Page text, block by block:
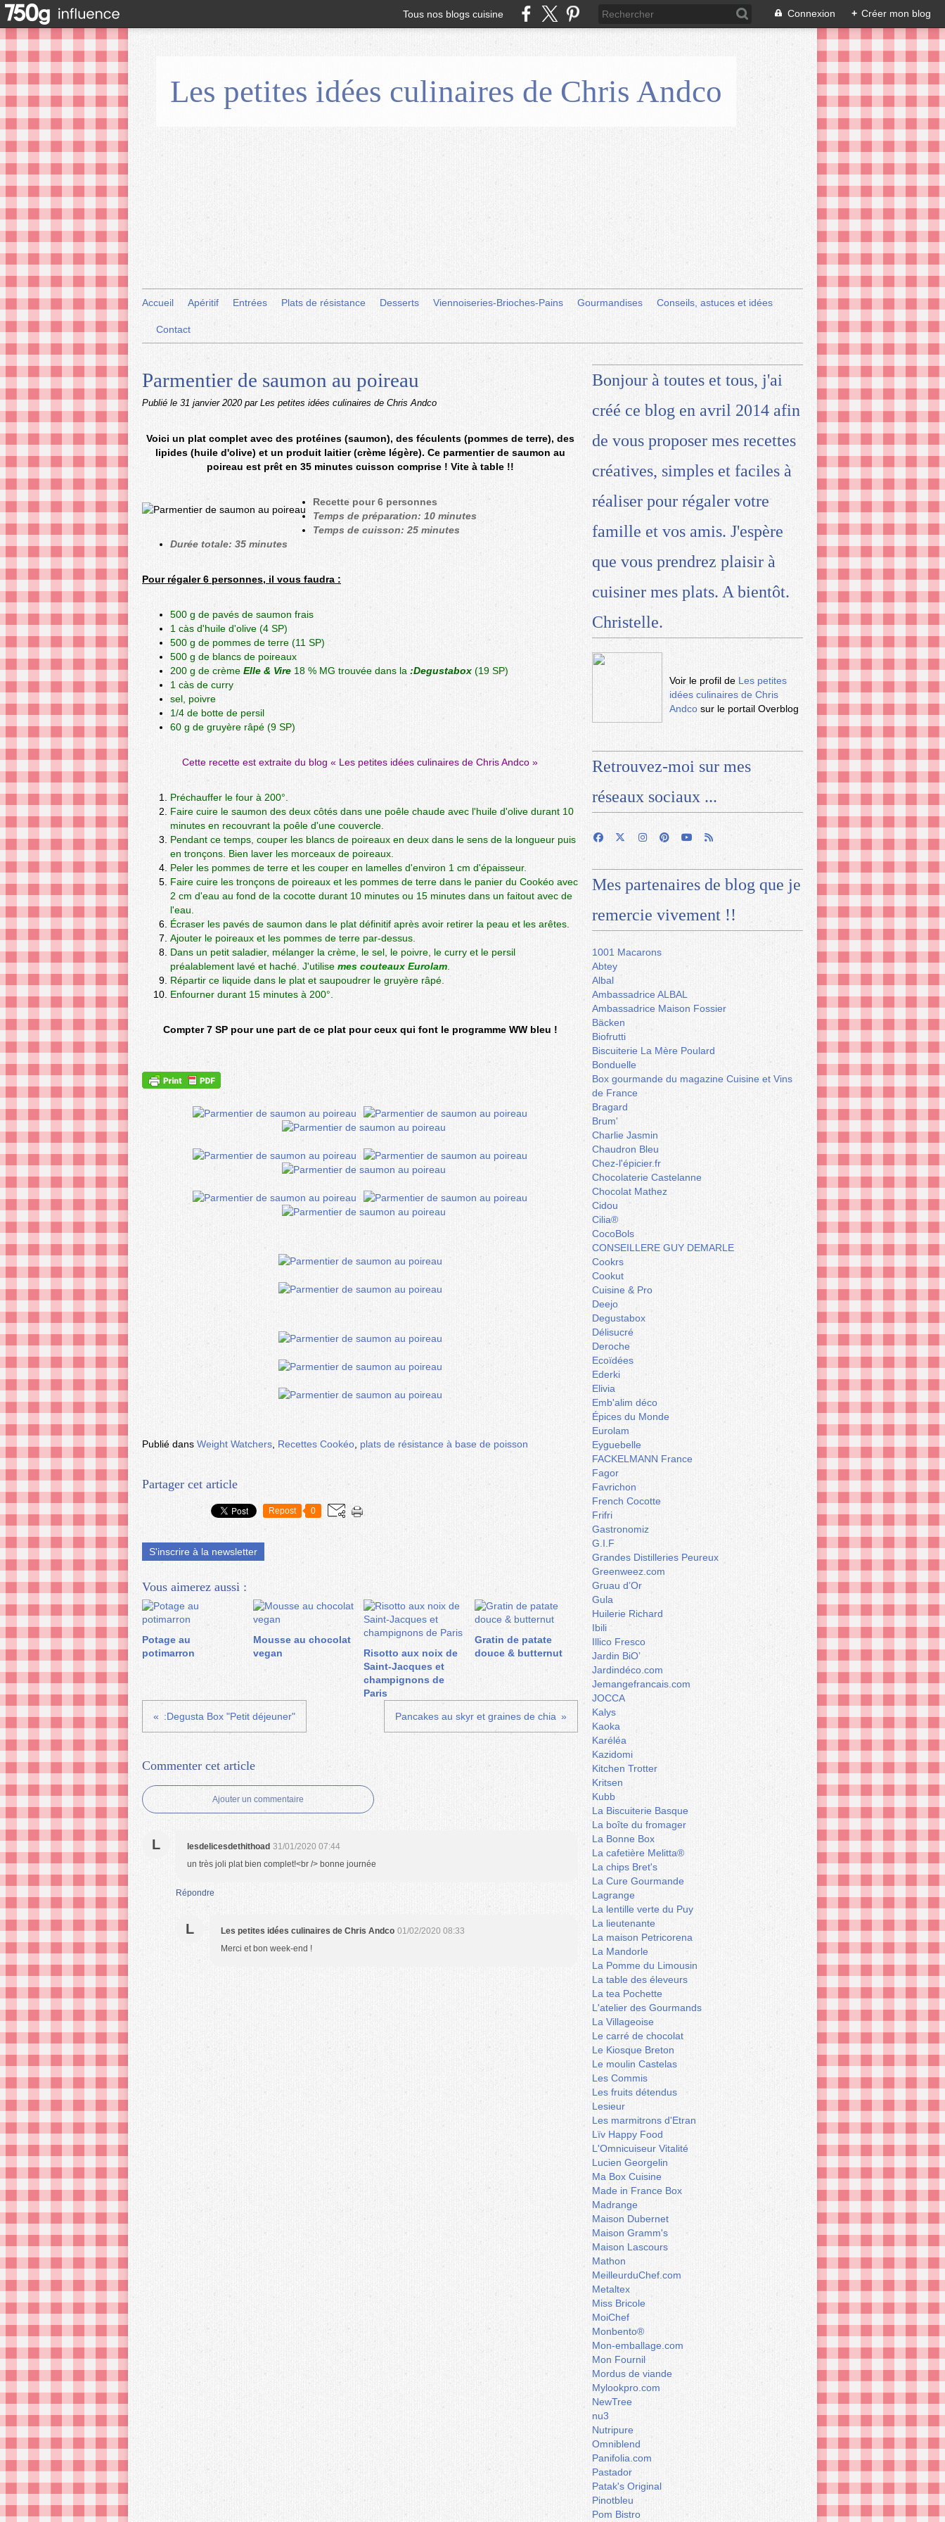
Tous nos blogs cuisine Connexion + Créer mon blog
Les petites idées culinaires de Chris Andco
Accueil Apéritif Entrées Plats de résistance Desserts Viennoiseries-Brioches-Pains Gourmandises Conseils, astuces et idées
Contact
Parmentier de saumon au poireau
Publié le 31 janvier 2020 par Les petites idées culinaires de Chris Andco
Voici un plat complet avec des protéines (saumon), des féculents (pommes de terre), des
lipides (huile d'olive) et un produit laitier (crème légère). Ce parmentier de saumon au
poireau est prêt en 35 minutes cuisson comprise ! Vite à table !!
Recette pour 6 personnes
Temps de préparation: 10 minutes
Temps de cuisson: 25 minutes
Durée totale: 35 minutes
Pour régaler 6 personnes, il vous faudra :
500 g de pavés de saumon frais
1 càs d'huile d'olive (4 SP)
500 g de pommes de terre (11 SP)
500 g de blancs de poireaux
200 g de crème Elle & Vire 18 % MG trouvée dans la :Degustabox (19 SP)
1 càs de curry
sel, poivre
1/4 de botte de persil
60 g de gruyère râpé (9 SP)
Cette recette est extraite du blog « Les petites idées culinaires de Chris Andco »
Préchauffer le four à 200°.
Faire cuire le saumon des deux côtés dans une poêle chaude avec l'huile d'olive durant 10
minutes en recouvrant la poêle d'une couvercle.
Pendant ce temps, couper les blancs de poireaux en deux dans le sens de la longueur puis
en tronçons. Bien laver les morceaux de poireaux.
Peler les pommes de terre et les couper en lamelles d'environ 1 cm d'épaisseur.
Faire cuire les tronçons de poireaux et les pommes de terre dans le panier du Cookéo avec
2 cm d'eau au fond de la cocotte durant 10 minutes ou 15 minutes dans un faitout avec de
l'eau.
Écraser les pavés de saumon dans le plat définitif après avoir retirer la peau et les arêtes.
Ajouter le poireaux et les pommes de terre par-dessus.
Dans un petit saladier, mélanger la crème, le sel, le poivre, le curry et le persil
préalablement lavé et haché. J'utilise mes couteaux Eurolam
Répartir ce liquide dans le plat et saupoudrer le gruyère râpé.
Enfourner durant 15 minutes à 200°.
Compter 7 SP pour une part de ce plat pour ceux qui font le programme WW bleu !
Publié dans Weight Watchers Recettes Cookéo plats de résistance à base de poisson
Partager cet article
Repost 0
S'inscrire à la newsletter
Vous aimerez aussi :
Potage au
potimarron
Mousse au chocolat
vegan
Risotto aux noix de
Saint-Jacques et
champignons de
Paris
Gratin de patate
douce & butternut
:Degusta Box "Petit déjeuner" Pancakes au skyr et graines de chia
Commenter cet article
Ajouter un commentaire
L lesdelicesdethithoad 31/01/2020 07:44
un très joli plat bien complet!<br /> bonne journée
Répondre
L Les petites idées culinaires de Chris Andco 01/02/2020 08:33
Merci et bon week-end !
Bonjour à toutes et tous, j'ai
créé ce blog en avril 2014 afin
de vous proposer mes recettes
créatives, simples et faciles à
réaliser pour régaler votre
famille et vos amis. J'espère
que vous prendrez plaisir à
cuisiner mes plats. A bientôt.
Christelle.
Voir le profil de Les petites
idées culinaires de Chris
Andco sur le portail Overblog
Retrouvez-moi sur mes
réseaux sociaux ...
Mes partenaires de blog que je
remercie vivement !!
1001 Macarons
Abtey
Albal
Ambassadrice ALBAL
Ambassadrice Maison Fossier
Bäcken
Biofrutti
Biscuiterie La Mère Poulard
Bonduelle
Box gourmande du magazine Cuisine et Vins
de France
Bragard
Brum'
Charlie Jasmin
Chaudron Bleu
Chez-l'épicier.fr
Chocolaterie Castelanne
Chocolat Mathez
Cidou
Cilia®
CocoBols
CONSEILLERE GUY DEMARLE
Cookrs
Cookut
Cuisine & Pro
Deejo
Degustabox
Délisucré
Deroche
Ecoïdées
Ederki
Elivia
Emb'alim déco
Épices du Monde
Eurolam
Eyguebelle
FACKELMANN France
Fagor
Favrichon
French Cocotte
Frifri
Gastronomiz
G.I.F
Grandes Distilleries Peureux
Greenweez.com
Gruau d’Or
Gula
Huilerie Richard
Ibili
Illico Fresco
Jardin BiO’
Jardindéco.com
Jemangefrancais.com
JOCCA
Kalys
Kaoka
Karéléa
Kazidomi
Kitchen Trotter
Kritsen
Kubb
La Biscuiterie Basque
La boîte du fromager
La Bonne Box
La cafetière Melitta®
La chips Bret's
La Cure Gourmande
Lagrange
La lentille verte du Puy
La lieutenante
La maison Petricorena
La Mandorle
La Pomme du Limousin
La table des éleveurs
La tea Pochette
L'atelier des Gourmands
La Villageoise
Le carré de chocolat
Le Kiosque Breton
Le moulin Castelas
Les Commis
Les fruits détendus
Lesieur
Les marmitrons d'Etran
Lïv Happy Food
L'Omnicuiseur Vitalité
Lucien Georgelin
Ma Box Cuisine
Made in France Box
Madrange
Maison Dubernet
Maison Gramm's
Maison Lascours
Mathon
MeilleurduChef.com
Metaltex
Miss Bricole
MoiChef
Monbento®
Mon-emballage.com
Mon Fournil
Mordus de viande
Mylookpro.com
NewTree
nu3
Nutripure
Omniblend
Panifolia.com
Pastador
Patak's Original
Pinotbleu
Pom Bistro